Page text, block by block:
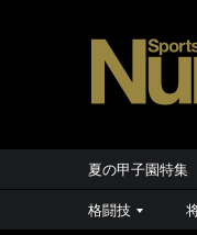
夏の甲子園特集
格闘技